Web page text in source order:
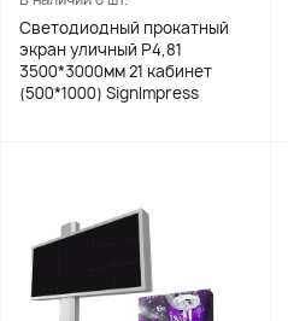
Светодиодный прокатный
экран уличный Р4,81
3500*3000мм 21 кабинет
(500*1000) SignImpress